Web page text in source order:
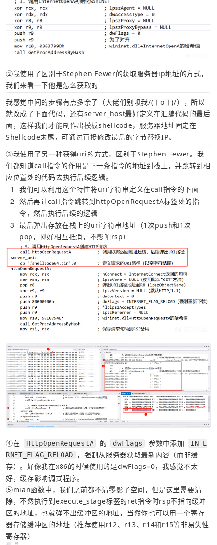
②我使用了区别于Stephen Fewer的获取服务器ip地址的方式，
我们来看一下他是怎么获取的
我感觉中间的步骤有点多余了（大佬们别喷我/(ㄒoㄒ)/），所以
就改成了下面代码，还有server_host最好定义在汇编代码的最后
面，这样我们才能制作出模板shellcode，服务器地址固定在
Shellcode末尾，可通过直接修改最后的字节替换IP。
③我使用了另一种获得uri的方式，区别于Stephen Fewer。我
们都知道call指令的作用是下一条指令的地址到栈上，并跳转到相
应位置处的代码去执行后续逻辑。
1 我们可以利用这个特性将uri字符串定义在call指令的下面
2
然后再让call指令跳转到httpOpenRequestA标签处的指
令，然后执行后续的逻辑
3
最后弹出存放在栈上的uri字符串地址（1次push和1次
pop，刚好相互抵消，不影响rsp）
④在 HttpOpenRequestA 的 dwFlags 参数中添加
INTE
RNET_FLAG_RELOAD
，强制从服务器获取最新内容（而非缓
存）。好像我在x86的时候使用的是dwFlags=0，我感觉不太
好，缓存影响调式程序。
⑤mian函数中，我们之前都不清零影子空间，但是这里需要清
除，不然执行到execute_stage标签的ret指令时rsp不指向缓冲
区的地址，也就弹不出缓冲区的地址，当然你也可以用一个寄存
器存储缓冲区的地址（推荐使用r12、r13、r14和r15等非易失性
寄存器）